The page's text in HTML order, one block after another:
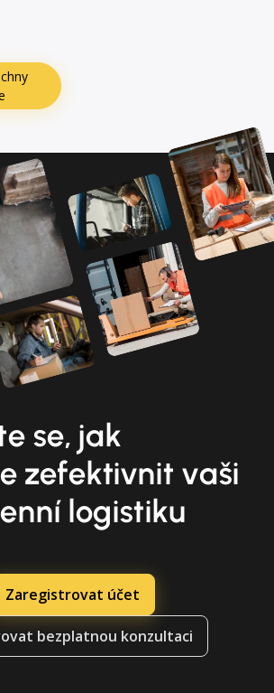
se, jak
zefektivnit vaši
logistiku
Zaregistrovat účet
bezplatnou konzultaci